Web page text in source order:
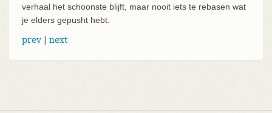
verhaal het schoonste blijft, maar nooit iets te rebasen wat
je elders gepusht hebt.
prev| next